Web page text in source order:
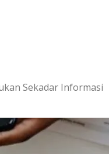
Sekadar Informasi